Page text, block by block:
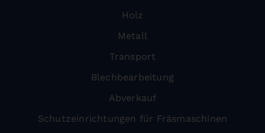
Holz
Metall
Transport
Blechbearbeitung
Abverkauf
Schutzeinrichtungen für Fräsmaschinen